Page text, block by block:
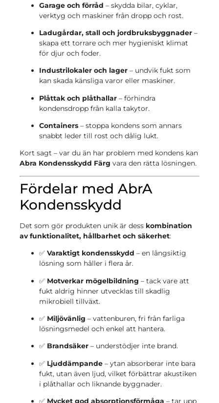
Garage och förråd – skydda bilar, cyklar,
verktyg och maskiner från dropp och rost.
Ladugårdar, stall och jordbruksbyggnader –
skapa ett torrare och mer hygieniskt klimat
för djur och foder.
Industrilokaler och lager – undvik fukt som
kan skada känsliga varor eller maskiner.
Plåttak och plåthallar – förhindra
kondensdropp från kalla takytor.
Containers – stoppa kondens som annars
snabbt leder till rost och dålig lukt.
Kort sagt – var du än har problem med kondens kan
Abra Kondensskydd Färg vara den rätta lösningen.
Fördelar med AbrA
Kondensskydd
Det som gör produkten unik är dess kombination
av funktionalitet, hållbarhet och säkerhet:
✅ Varaktigt kondensskydd – en långsiktig
lösning som håller i flera år.
✅ Motverkar mögelbildning – tack vare att
fukt aldrig hinner utvecklas till skadlig
mikrobiell tillväxt.
✅ Miljövänlig – vattenburen, fri från farliga
lösningsmedel och enkel att hantera.
✅ Brandsäker – understödjer inte brand.
✅ Ljuddämpande – ytan absorberar inte bara
fukt, utan även ljud, vilket förbättrar akustiken
i plåthallar och liknande byggnader.
✅ Mycket god absorptionsförmåga – tar upp